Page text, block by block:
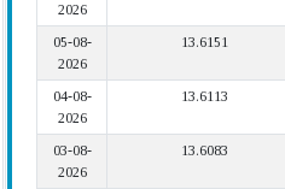
2026
05-08-
2026
13.6151
04-08-
2026
13.6113
03-08-
2026
13.6083